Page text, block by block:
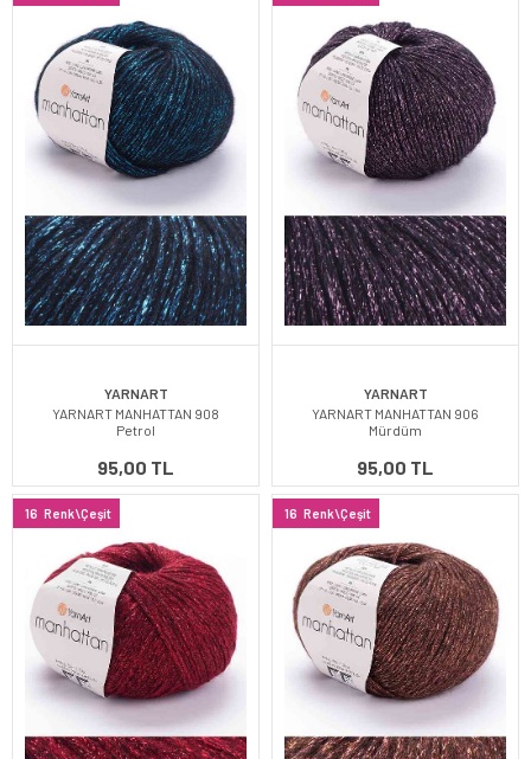
YARNART
YARNART MANHATTAN 908
Petrol
95,00 TL
YARNART
YARNART MANHATTAN 906
Mürdüm
95,00 TL
16 Renk\Çeşit 16 Renk\Çeşit